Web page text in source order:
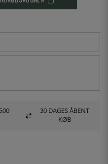
30 DAGES ÅBENT
KØB